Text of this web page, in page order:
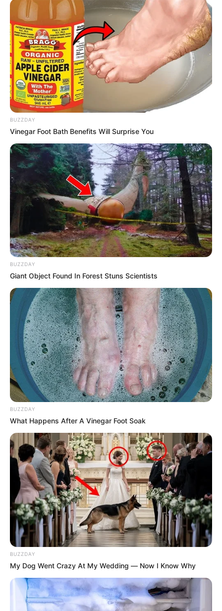
POPAYÁN
Monster Truck que
atropelló a una multitud en
Popayán también se llevó
por delante los hospitales
de la ciudad
de Barranquilla causa
tragedia: joven muere
electrocutado
IBAGUÉ
Tragedia en la Capital
Musical: convocan a la
solidaridad por más de
100 familias que lo
perdieron todo
EMERGENCIAS POR LLUVIAS
En Medellín extrajeron 6
volquetas de basura de las
quebradas tras la
emergencia en la que
murió un niño de 5 años
SOLDADOS
Antioquia despide a
Benjamín Esteban Pérez
Torres, soldado paisa
VALLE DEL CAUCA
Minuto a minuto de la
tragedia en Yumbo que
dejó una mujer muerta
ALERTA PAISA
Dos guardianes del INPEC
accidente de moto en El
Poblado
SAN ROQUE - ANTIOQUIA
BUZZDAY
Vinegar Foot Bath Benefits Will Surprise You
BUZZDAY
Giant Object Found In Forest Stuns Scientists
BUZZDAY
What Happens After A Vinegar Foot Soak
BUZZDAY
My Dog Went Crazy At My Wedding — Now I Know Why